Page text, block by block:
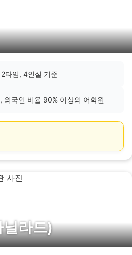
타임, 4인실 기준
외국인 비율 90% 이상의 어학원
라드)